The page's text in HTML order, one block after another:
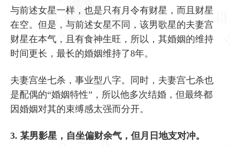
与前述女星一样，也是只有月令有财星，而且财星
在空。但是，与前述女星不同，该男歌星的夫妻宫
财星在本气，且有食神生旺，所以，其婚姻的维持
时间更长，最长的婚姻维持了8年。
夫妻宫坐七杀，事业型八字。同时，夫妻宫七杀也
是配偶的“婚姻特性”，所以他多次结婚，但最终都
因婚姻对其的束缚感太强而分开。
3. 某男影星，自坐偏财余气，但月日地支对冲。